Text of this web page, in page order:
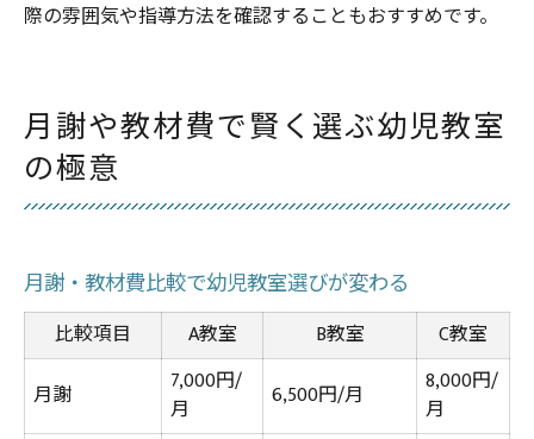
際の雰囲気や指導方法を確認することもおすすめです。
月謝や教材費で賢く選ぶ幼児教室
の極意
月謝・教材費比較で幼児教室選びが変わる
比較項目 A教室 B教室
C教室
月謝
7,000円/
月
6,500円/月
8,000円/
月